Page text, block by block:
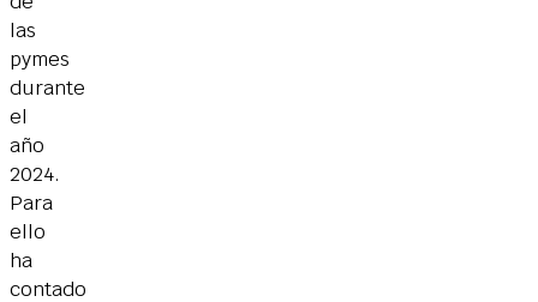
las
pymes
durante
el
año
2024.
Para
ello
ha
contado